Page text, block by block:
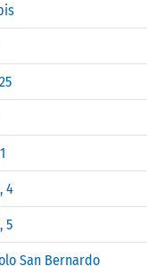
4
5
San Bernardo